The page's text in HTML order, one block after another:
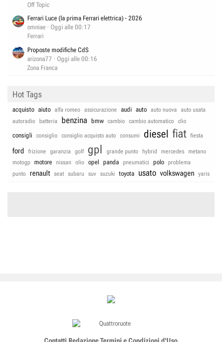
Off Topic
Ferrari Luce (la prima Ferrari elettrica) - 2026
omniae
Oggi alle 00:17
Ferrari
Proposte modifiche CdS
arizona77
Oggi alle 00:16
Zona Franca
Hot Tags
acquisto aiuto alfa romeo assicurazione audi auto auto nuova
auto usata
autoradio
batteria benzina bmw cambio cambio automatico clio
consigli consiglio consiglio acquisto auto consumi diesel fiat fiesta
ford frizione garanzia golf gpl grande punto hybrid mercedes
metano
motogp
motore nissan olio opel panda pneumatici polo
problema
punto
renault seat subaru suv suzuki toyota usato volkswagen yaris